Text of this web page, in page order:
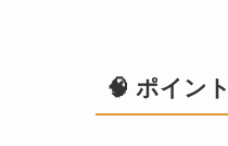
🧠 ポイン